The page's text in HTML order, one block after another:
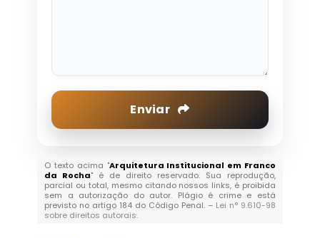
Enviar
O texto acima "Arquitetura Institucional em Franco
da Rocha" é de direito reservado. Sua reprodução,
parcial ou total, mesmo citando nossos links, é proibida
sem a autorização do autor. Plágio é crime e está
previsto no artigo 184 do Código Penal. – Lei n° 9.610-98
sobre direitos autorais.